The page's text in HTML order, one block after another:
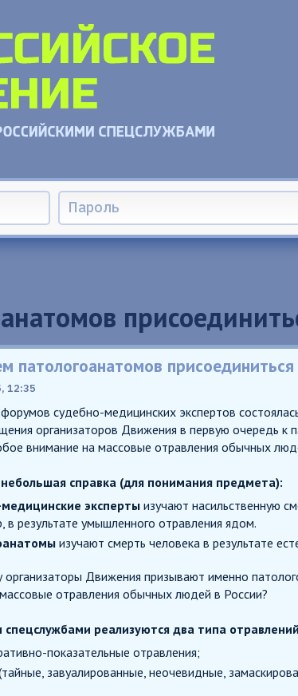
патологоанатомов
12:35
судебно-медицинских экспертов
организаторов Движения в первую очередь к
внимание на массовые отравления обычных
справка (для понимания предмета):
эксперты изучают насильственную
в результате умышленного отравления ядом.
изучают смерть человека в результате
организаторы Движения призывают именно
отравления обычных людей в России?
спецслужбами реализуются два типа
показательные отравления;
завуалированные, неочевидные,